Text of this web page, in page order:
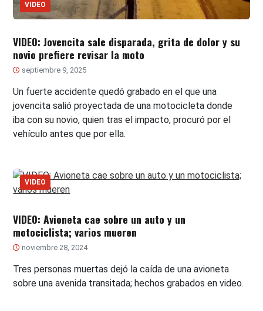
VIDEO
VIDEO: Jovencita sale disparada, grita de dolor y su
novio prefiere revisar la moto
septiembre 9, 2025
Un fuerte accidente quedó grabado en el que una
jovencita salió proyectada de una motocicleta donde
iba con su novio, quien tras el impacto, procuró por el
vehículo antes que por ella.
VIDEO
VIDEO: Avioneta cae sobre un auto y un
motociclista; varios mueren
noviembre 28, 2024
Tres personas muertas dejó la caída de una avioneta
sobre una avenida transitada; hechos grabados en video.